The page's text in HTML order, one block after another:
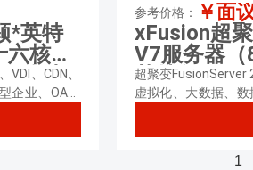
*英特
核心
盘丨
丨三年
、CDN、
企业、OA、
一代2U2路
作负载。
参考价格： ￥面
xFusion超
V7服务器（
英特尔至强
核心丨
卡丨900W
保）
超聚变FusionServer
虚拟化、大数据、数
Web应用业务应用
机架服务器，满足
1